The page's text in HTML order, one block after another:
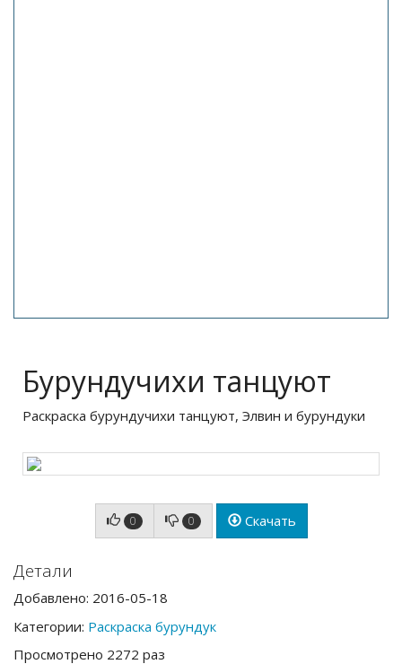
Бурундучихи танцуют
Раскраска бурундучихи танцуют, Элвин и бурундуки
0 0 Скачать
Детали
Добавлено: 2016-05-18
Категории: Раскраска бурундук
Просмотрено 2272 раз